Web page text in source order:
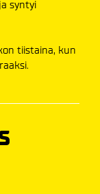
syntyi
tiistaina, kun